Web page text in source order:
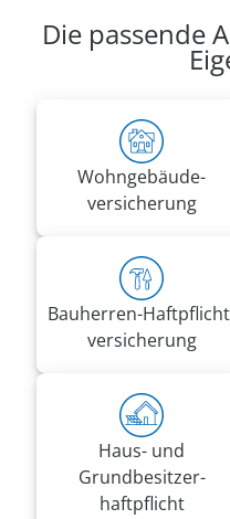
Die passende
Wohn­gebäude­
versicherung
Bauherren-
versicherung
Haus- und
Grundbesitzer­
haftpflicht